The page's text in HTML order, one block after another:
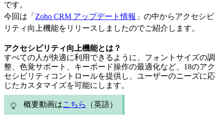
です。
今回は 「 Zoho CRM アップデート情報 」の中からアクセシビ
リティ向上機能をリリースしましたのでご紹介します。
アクセシビリティ向上機能とは？
すべての人が快適に利用できるように、フォントサイズの調
整、色覚サポート、キーボード操作の最適化など、18のアク
セシビリティコントロールを提供し、ユーザーのニーズに応
じたカスタマイズを可能にします。
概要動画はこちら （英語）